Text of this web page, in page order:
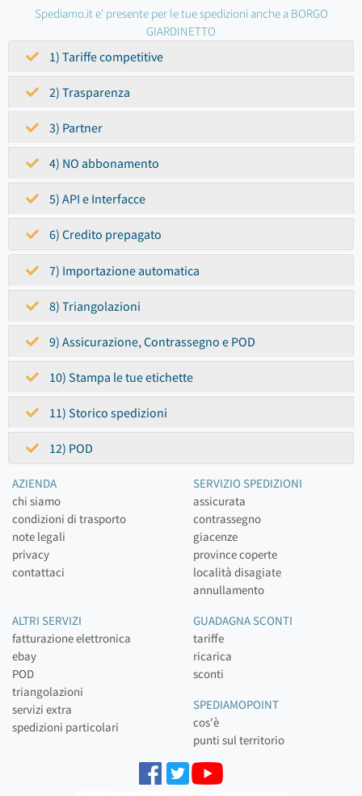
Spediamo.it e' presente per le tue spedizioni anche a BORGO
GIARDINETTO
1) Tariffe competitive
2) Trasparenza
3) Partner
4) NO abbonamento
5) API e Interfacce
6) Credito prepagato
7) Importazione automatica
8) Triangolazioni
9) Assicurazione, Contrassegno e POD
10) Stampa le tue etichette
11) Storico spedizioni
12) POD
AZIENDA
chi siamo
condizioni di trasporto
note legali
privacy
contattaci
SERVIZIO SPEDIZIONI
assicurata
contrassegno
giacenze
province coperte
località disagiate
annullamento
ALTRI SERVIZI
fatturazione elettronica
ebay
POD
triangolazioni
servizi extra
spedizioni particolari
GUADAGNA SCONTI
tariffe
ricarica
sconti
SPEDIAMOPOINT
cos'è
punti sul territorio